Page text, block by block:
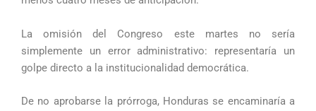
La omisión del Congreso este martes no sería
simplemente un error administrativo: representaría un
golpe directo a la institucionalidad democrática.
De no aprobarse la prórroga, Honduras se encaminaría a